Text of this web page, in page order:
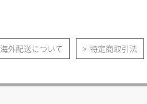
海外配送について 特定商取引法